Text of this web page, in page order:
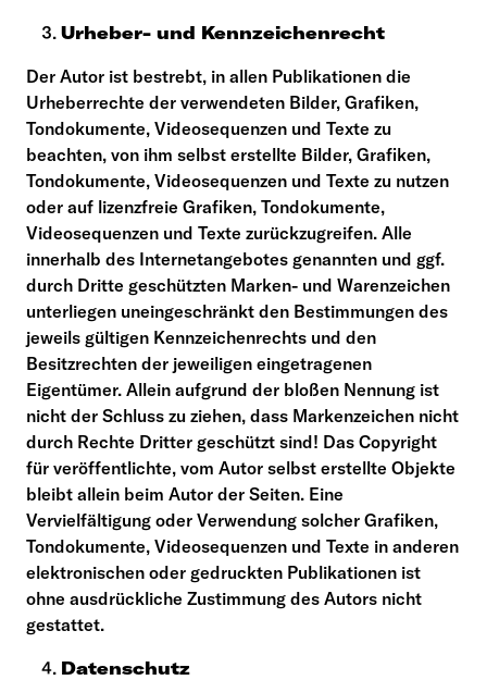
Urheber- und Kennzeichenrecht
Der Autor ist bestrebt, in allen Publikationen die
Urheberrechte der verwendeten Bilder, Grafiken,
Tondokumente, Videosequenzen und Texte zu
beachten, von ihm selbst erstellte Bilder, Grafiken,
Tondokumente, Videosequenzen und Texte zu nutzen
oder auf lizenzfreie Grafiken, Tondokumente,
Videosequenzen und Texte zurückzugreifen. Alle
innerhalb des Internetangebotes genannten und ggf.
durch Dritte geschützten Marken- und Warenzeichen
unterliegen uneingeschränkt den Bestimmungen des
jeweils gültigen Kennzeichenrechts und den
Besitzrechten der jeweiligen eingetragenen
Eigentümer. Allein aufgrund der bloßen Nennung ist
nicht der Schluss zu ziehen, dass Markenzeichen nicht
durch Rechte Dritter geschützt sind! Das Copyright
für veröffentlichte, vom Autor selbst erstellte Objekte
bleibt allein beim Autor der Seiten. Eine
Vervielfältigung oder Verwendung solcher Grafiken,
Tondokumente, Videosequenzen und Texte in anderen
elektronischen oder gedruckten Publikationen ist
ohne ausdrückliche Zustimmung des Autors nicht
gestattet.
Datenschutz